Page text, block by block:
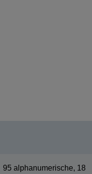
95 alphanumerische, 18